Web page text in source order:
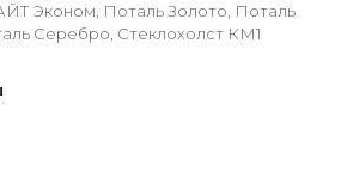
Эконом, Поталь Золото, Поталь
Серебро, Стеклохолст КМ1